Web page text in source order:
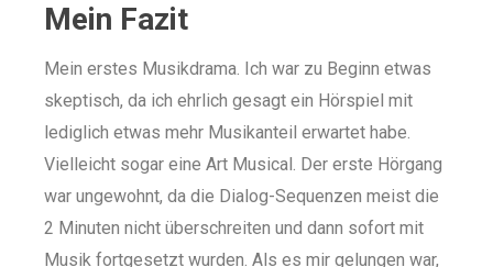
Mein Fazit
Mein erstes Musikdrama. Ich war zu Beginn etwas
skeptisch, da ich ehrlich gesagt ein Hörspiel mit
lediglich etwas mehr Musikanteil erwartet habe.
Vielleicht sogar eine Art Musical. Der erste Hörgang
war ungewohnt, da die Dialog-Sequenzen meist die
2 Minuten nicht überschreiten und dann sofort mit
Musik fortgesetzt wurden. Als es mir gelungen war,